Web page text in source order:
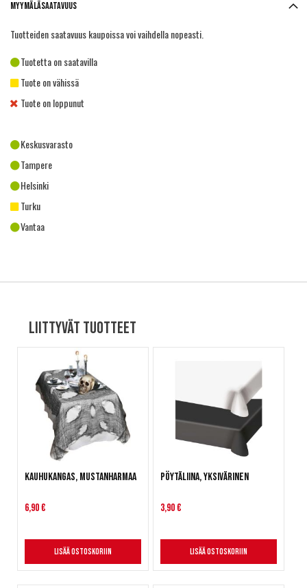
Myymäläsaatavuus
Tuotteiden saatavuus kaupoissa voi vaihdella nopeasti.
Tuotetta on saatavilla
Tuote on vähissä
Tuote on loppunut
Keskusvarasto
Tampere
Helsinki
Turku
Vantaa
Liittyvät tuotteet
Kauhukangas, mustanharmaa
6,90 €
Lisää ostoskoriin
Pöytäliina, yksivärinen
3,90 €
Lisää ostoskoriin